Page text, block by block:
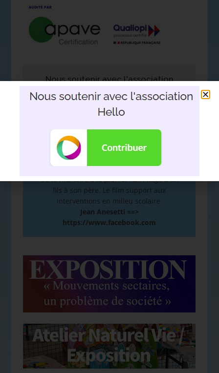
Nous soutenir avec l'association
DEVOIR DE MÉMOIRE:
De la mémoire à la plume. Hommage d’un
fils à son père. Le film support aux
interventions en milieu scolaire.
Jean Anesetti ==>
https://www.facebook.com